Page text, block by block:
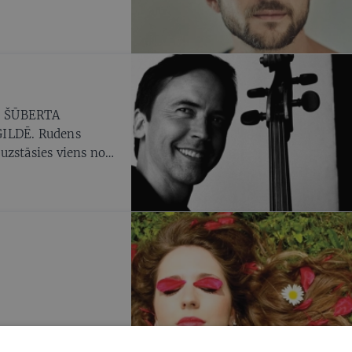
Rudens
viens no
Kodāja
(Lielā) simfonija.